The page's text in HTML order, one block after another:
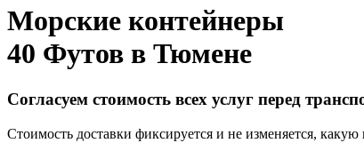
Морские контейнеры
40 Футов в Тюмене
Согласуем стоимость всех услуг перед
Стоимость доставки фиксируется и не изменяется,